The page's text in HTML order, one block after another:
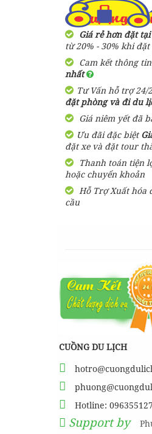
TOP 16
HẤP
Bạn đã
cáp treo
Ninh
HƯỚNG
TAM
thông
SHARE
Măng
Vịnh Hạ
Tây
Giá rẻ hơn đặt
từ 20% - 30% khi
Cam kết thông tin
nhất
Tư Vấn hỗ trợ 24/
đặt phòng và đi du
Giá niêm yết đã
Ưu đãi đặc biệt
đặt xe và đặt tour
Thanh toán tiện
hoặc chuyển khoản
Hỗ Trợ Xuất hóa
cầu
CUỒNG DU LỊCH
Hotline:
Support by